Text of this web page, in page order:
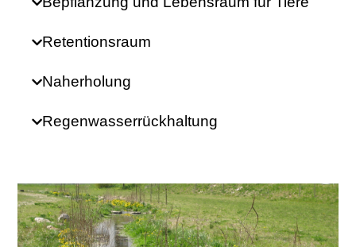
Retentionsraum
Naherholung
Regenwasserrückhaltung